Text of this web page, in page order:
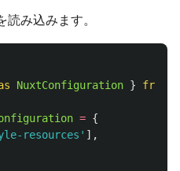
み込みます。
NuxtConfiguration } from
= {
resources ' ],